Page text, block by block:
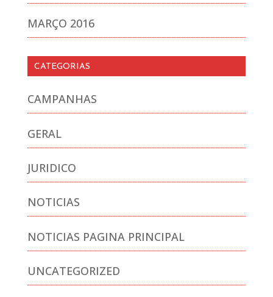
MARÇO 2016
CATEGORIAS
CAMPANHAS
GERAL
JURIDICO
NOTICIAS
NOTICIAS PAGINA PRINCIPAL
UNCATEGORIZED